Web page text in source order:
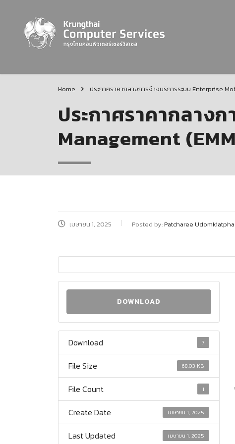
Home ประกาศราคากลางการจ้างบริการระบบ Enterprise
ประกาศราคากลาง
Management
เมษายน 1, 2025 Posted by:Patcharee
DOWNLOAD
Download 7
File Size 68.03 KB
File Count 1
Create Date เมษายน 1, 2025
Last Updated เมษายน 1, 2025